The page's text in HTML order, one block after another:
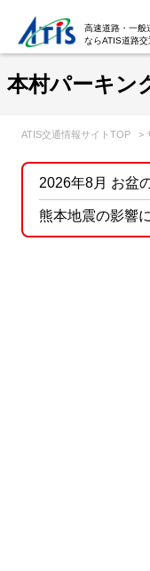
高速道路・一般
ならATIS道路
本村パーキン
ATIS交通情報サイトTOP >
2026年8月 お盆
熊本地震の影響